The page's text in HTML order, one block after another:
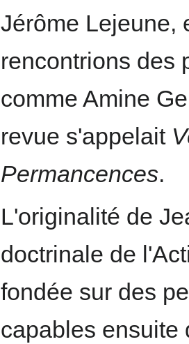
Jérôme Lejeune,
rencontrions des
comme Amine
revue s'appelait
Permancences.
L'originalité de
doctrinale de
fondée sur des
capables ensuite